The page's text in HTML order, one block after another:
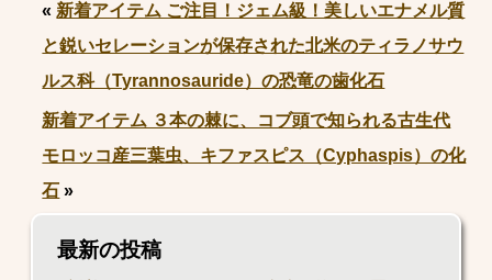
« 新着アイテム ご注目！ジェム級！美しいエナメル質
と鋭いセレーションが保存された北米のティラノサウ
ルス科（Tyrannosauride）の恐竜の歯化石
新着アイテム ３本の棘に、コブ頭で知られる古生代
モロッコ産三葉虫、キファスピス（Cyphaspis）の化
石 »
最新の投稿